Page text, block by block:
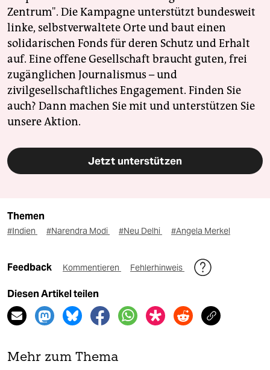
Zentrum". Die Kampagne unterstützt bundesweit
linke, selbstverwaltete Orte und baut einen
solidarischen Fonds für deren Schutz und Erhalt
auf. Eine offene Gesellschaft braucht guten, frei
zugänglichen Journalismus – und
zivilgesellschaftliches Engagement. Finden Sie
auch? Dann machen Sie mit und unterstützen Sie
unsere Aktion.
Jetzt unterstützen
Themen
#Indien #Narendra Modi #Neu Delhi #Angela Merkel
Feedback Kommentieren Fehlerhinweis
Diesen Artikel teilen
Mehr zum Thema